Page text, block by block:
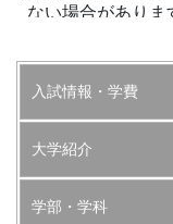
ない場合がありま
入試情報・学費
大学紹介
学部・学科